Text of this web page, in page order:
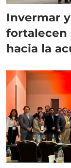
Invermar
fortalecen
hacia la